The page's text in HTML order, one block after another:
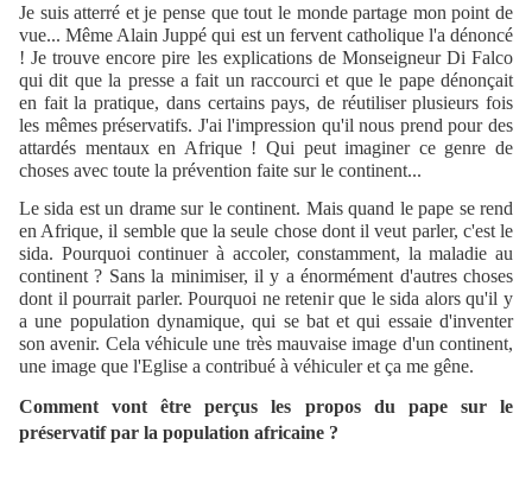
Je suis atterré et je pense que tout le monde partage mon point de
vue... Même Alain Juppé qui est un fervent catholique l'a dénoncé
! Je trouve encore pire les explications de Monseigneur Di Falco
qui dit que la presse a fait un raccourci et que le pape dénonçait
en fait la pratique, dans certains pays, de réutiliser plusieurs fois
les mêmes préservatifs. J'ai l'impression qu'il nous prend pour des
attardés mentaux en Afrique ! Qui peut imaginer ce genre de
choses avec toute la prévention faite sur le continent...
Le sida est un drame sur le continent. Mais quand le pape se rend
en Afrique, il semble que la seule chose dont il veut parler, c'est le
sida. Pourquoi continuer à accoler, constamment, la maladie au
continent ? Sans la minimiser, il y a énormément d'autres choses
dont il pourrait parler. Pourquoi ne retenir que le sida alors qu'il y
a une population dynamique, qui se bat et qui essaie d'inventer
son avenir. Cela véhicule une très mauvaise image d'un continent,
une image que l'Eglise a contribué à véhiculer et ça me gêne.
Comment vont être perçus les propos du pape sur le
préservatif par la population africaine ?